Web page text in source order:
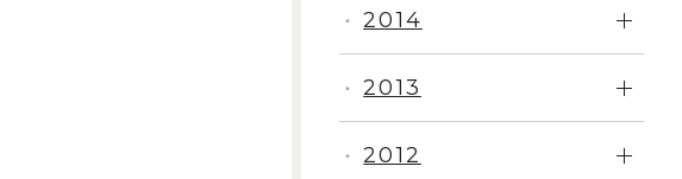
・ 2012
・ 2013
・ 2014